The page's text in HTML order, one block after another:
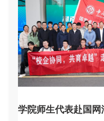
执行院长耿娇娇、北
院长、国家卓越工程
东大学国家卓越工程
空航天大学研究生院
及中南大学研究生院...
学院师生代表赴国